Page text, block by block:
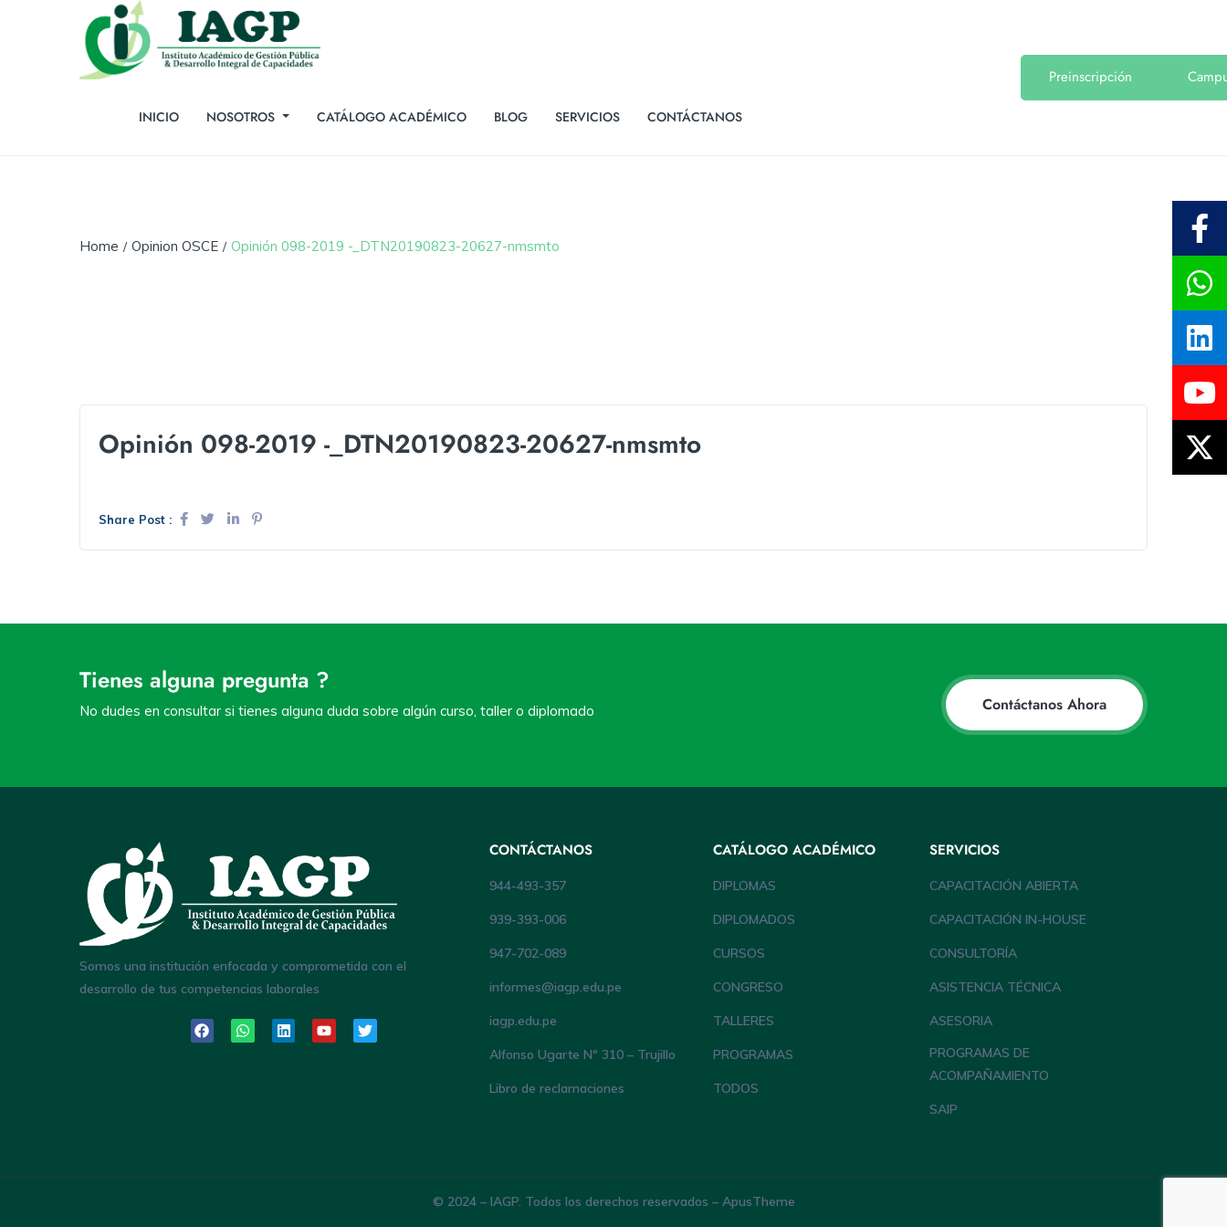
INICIO NOSOTROS CATÁLOGO ACADÉMICO BLOG SERVICIOS CONTÁCTANOS
Preinscripción
Home Opinion OSCE Opinión 098-2019 -_DTN20190823-20627-nmsmto
Opinión 098-2019 -_DTN20190823-20627-nmsmto
Share Post :
Tienes alguna pregunta ?
No dudes en consultar si tienes alguna duda sobre algún curso, taller o diplomado Contáctanos Ahora
Somos una institución enfocada y comprometida con el
desarrollo de tus competencias laborales
CONTÁCTANOS
944-493-357
939-393-006
947-702-089
informes@iagp.edu.pe
iagp.edu.pe
Alfonso Ugarte Nº 310 – Trujillo
Libro de reclamaciones
CATÁLOGO ACADÉMICO
DIPLOMAS
DIPLOMADOS
CURSOS
CONGRESO
TALLERES
PROGRAMAS
TODOS
SERVICIOS
CAPACITACIÓN ABIERTA
CAPACITACIÓN IN-HOUSE
CONSULTORÍA
ASISTENCIA TÉCNICA
ASESORIA
PROGRAMAS DE
ACOMPAÑAMIENTO
SAIP
© 2024 – IAGP. Todos los derechos reservados – ApusTheme